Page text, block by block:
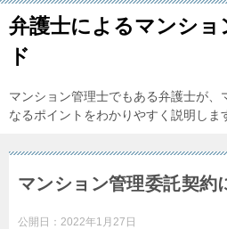
弁護士によるマンショ
ド
マンション管理士でもある弁護士が、
なるポイントをわかりやすく説明しま
マンション管理委託契約
公開日： 2022年1月27日